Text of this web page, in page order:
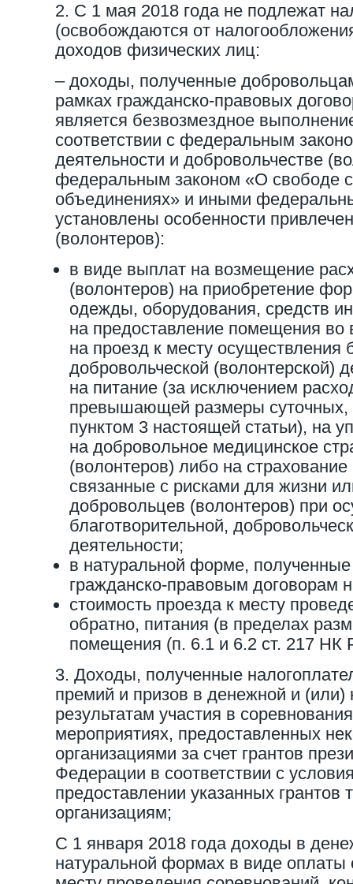
2. С 1 мая 2018 года не подлежат
(освобождаются от
доходов физических лиц:
– доходы, полученные
рамках гражданско-правовых
является безвозмездное
соответствии с федеральным
деятельности и добровольчестве
федеральным законом «О свободе
объединениях» и иными
установлены особенности
(волонтеров):
в виде выплат на возмещение
(волонтеров) на приобретение
одежды, оборудования, средств
на предоставление помещения во
на проезд к месту осуществления
добровольческой (волонтерской)
на питание (за исключением
превышающей размеры суточных,
пунктом 3 настоящей статьи), на
на добровольное медицинское
(волонтеров) либо на
связанные с рисками для жизни
добровольцев (волонтеров) при
благотворительной,
деятельности;
в натуральной форме,
гражданско-правовым договорам
стоимость проезда к месту
обратно, питания (в пределах
помещения (п. 6.1 и 6.2 ст. 217
3. Доходы, полученные
премий и призов в денежной и
результатам участия в
мероприятиях, предоставленных
организациями за счет грантов
Федерации в соответствии с
предоставлении указанных грантов
организациям;
С 1 января 2018 года доходы в
натуральной формах в виде оплаты